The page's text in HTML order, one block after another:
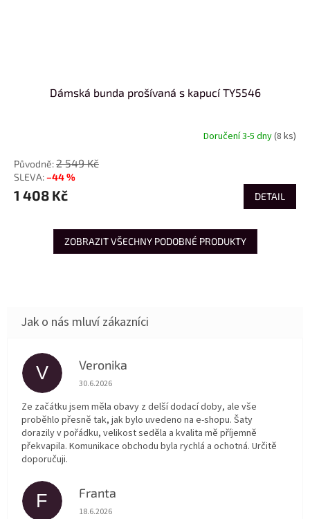
Dámská bunda prošívaná s kapucí TY5546
Doručení 3-5 dny(8 ks)
2 549 Kč
–44 %
1 408 Kč DETAIL
ZOBRAZIT VŠECHNY PODOBNÉ PRODUKTY
V Veronika
Hodnocení obchodu je 5 z 5 hvězdiček.
30.6.2026
Ze začátku jsem měla obavy z delší dodací doby, ale vše
proběhlo přesně tak, jak bylo uvedeno na e-shopu. Šaty
dorazily v pořádku, velikost seděla a kvalita mě příjemně
překvapila. Komunikace obchodu byla rychlá a ochotná. Určitě
doporučuji.
F Franta
Hodnocení obchodu je 5 z 5 hvězdiček.
18.6.2026